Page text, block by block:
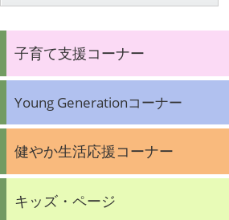
子育て支援コーナー
Young Generationコーナー
健やか生活応援コーナー
キッズ・ページ